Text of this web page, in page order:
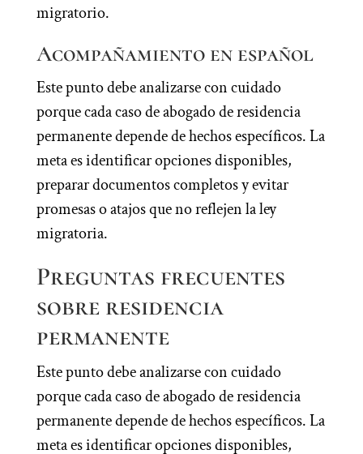
migratorio.
Acompañamiento en español
Este punto debe analizarse con cuidado
porque cada caso de abogado de residencia
permanente depende de hechos específicos. La
meta es identificar opciones disponibles,
preparar documentos completos y evitar
promesas o atajos que no reflejen la ley
migratoria.
Preguntas frecuentes
sobre residencia
permanente
Este punto debe analizarse con cuidado
porque cada caso de abogado de residencia
permanente depende de hechos específicos. La
meta es identificar opciones disponibles,